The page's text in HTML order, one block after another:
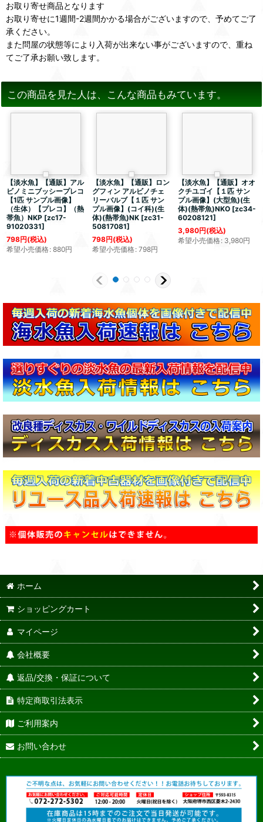
お取り寄せ商品となります
お取り寄せに1週間-2週間かかる場合がございますので、予めてご了
承ください。
また問屋の状態等により入荷が出来ない事がございますので、重ね
てご了承お願い致します。
この商品を見た人は、こんな商品もみています。
【淡水魚】【通販】アル
ビノミニブッシープレコ
【1匹 サンプル画像】
（生体）【プレコ】（熱
帯魚）NKP [zc17-
91020331]
798円(税込)
希望小売価格: 880円
【淡水魚】【通販】ロン
グフィン アルビノチェ
リーバルブ【１匹 サン
プル画像】(コイ科)(生
体)(熱帯魚)NK [zc31-
50817081]
798円(税込)
希望小売価格: 798円
【淡水魚】【通販】オオ
クチユゴイ【１匹 サン
プル画像】(大型魚)(生
体)(熱帯魚)NKO [zc34-
60208121]
3,980円(税込)
希望小売価格: 3,980円
ホーム
ショッピングカート
マイページ
会社概要
返品/交換・保証について
特定商取引法表示
ご利用案内
お問い合わせ